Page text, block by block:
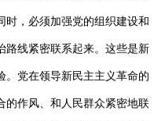
时，必须加强党的组织建设和
路线紧密联系起来。这些是新
。党在领导新民主主义革命的
的作风、和人民群众紧密地联